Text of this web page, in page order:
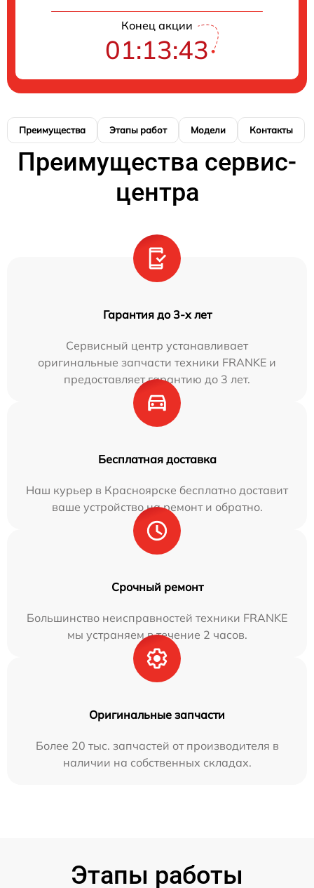
Конец акции
01:13:42
Преимущества Этапы работ Модели Контакты
Преимущества сервис-
центра
Гарантия до 3-х лет
Сервисный центр устанавливает
оригинальные запчасти техники FRANKE и
предоставляет гарантию до 3 лет.
Бесплатная доставка
Наш курьер в Красноярске бесплатно доставит
ваше устройство на ремонт и обратно.
Срочный ремонт
Большинство неисправностей техники FRANKE
мы устраняем в течение 2 часов.
Оригинальные запчасти
Более 20 тыс. запчастей от производителя в
наличии на собственных складах.
Этапы работы